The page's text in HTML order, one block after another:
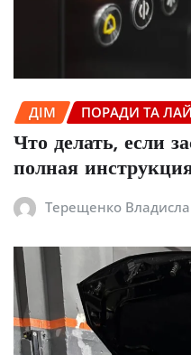
ДІМ ПОРАДИ ТА
Что делать, если
полная
Терещенко